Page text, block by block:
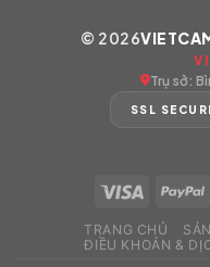
© 2026
Trụ sở:
SSL
TRANG CHỦ
ĐIỀU KHOẢN &